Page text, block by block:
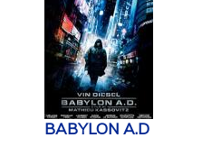
BABYLON A.D